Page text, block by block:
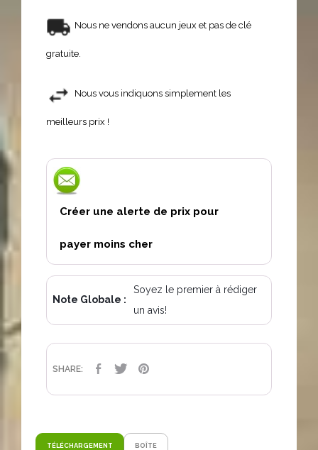
Nous ne vendons aucun jeux et pas de clé
gratuite.
Nous vous indiquons simplement les
meilleurs prix !
Créer une alerte de prix pour
payer moins cher
Note Globale :
Soyez le premier à rédiger
un avis!
SHARE: PARTAGER
TWEET
TÉLÉCHARGEMENT BOÎTE